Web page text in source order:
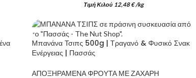
Τιμή Κιλού 12,48€ /kg
Μπανάνα Τσιπς 500g | Τραγανό & Φυσικό Σνακ
Ενέργειας | Πασσάς
ΑΠΟΞΗΡΑΜΕΝΑ ΦΡΟΥΤΑ ΜΕ ΖΑΧΑΡΗ